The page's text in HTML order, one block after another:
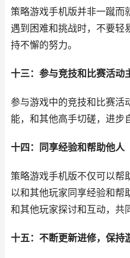
策略游戏手机版并非一蹴而
遇到困难和挑战时，不要轻
持不懈的努力。
十三：参与竞技和比赛活动
参与游戏中的竞技和比赛活
能，和其他高手切磋，进步
十四：同享经验和帮助他人
策略游戏手机版不仅可以帮
以和其他玩家同享经验和帮
和其他玩家探讨和互动，共
十五：不断更新进修，保持